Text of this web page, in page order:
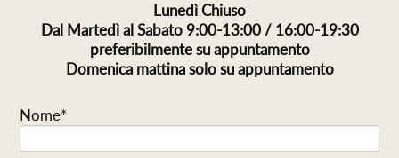
Lunedì Chiuso
Dal Martedì al Sabato 9:00-13:00 / 16:00-19:30
preferibilmente su appuntamento
Domenica mattina solo su appuntamento
Nome*